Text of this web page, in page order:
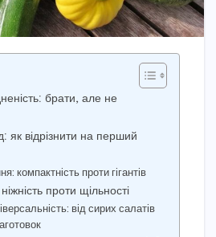
брати, але не
як відрізнити на перший
компактність проти гігантів
проти щільності
від сирих салатів